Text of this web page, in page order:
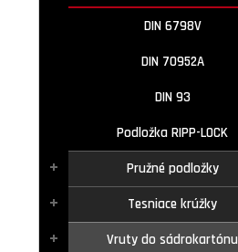
DIN 6798V
DIN 70952A
DIN 93
Podložka RIPP-LOCK
Pružné podložky
Tesniace krúžky
Vruty do sádrokartónu